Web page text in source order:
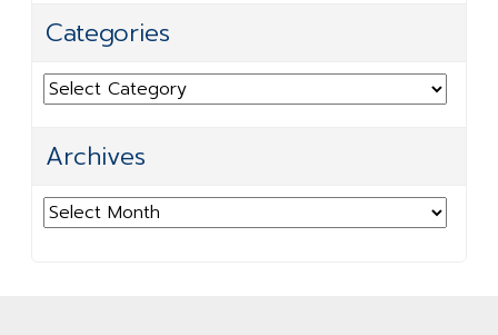
Categories
Categories
Archives
Archives